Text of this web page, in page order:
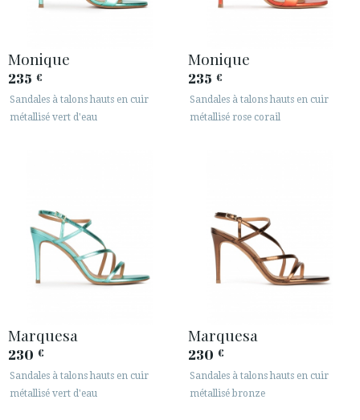
Monique
235 €
Sandales à talons hauts en cuir
métallisé vert d'eau
Monique
235 €
Sandales à talons hauts en cuir
métallisé rose corail
Marquesa
230 €
Sandales à talons hauts en cuir
métallisé vert d'eau
Marquesa
230 €
Sandales à talons hauts en cuir
métallisé bronze